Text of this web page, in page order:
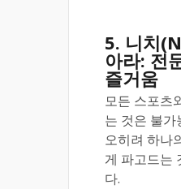
5. 니치
아라: 전
즐거움
모든 스포츠
는 것은 불가
오히려 하나
게 파고드는
다.